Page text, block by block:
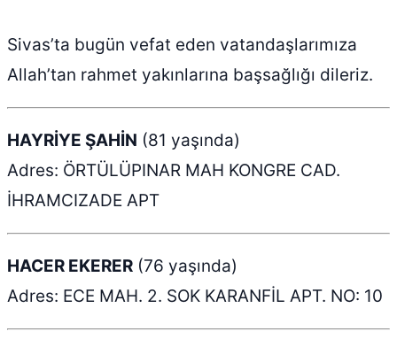
Sivas’ta bugün vefat eden vatandaşlarımıza
Allah’tan rahmet yakınlarına başsağlığı dileriz.
HAYRİYE ŞAHİN (81 yaşında)
Adres: ÖRTÜLÜPINAR MAH KONGRE CAD.
İHRAMCIZADE APT
HACER EKERER (76 yaşında)
Adres: ECE MAH. 2. SOK KARANFİL APT. NO: 10